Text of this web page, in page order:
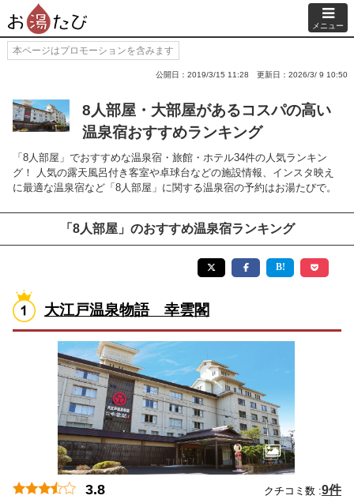
メニュー
本ページはプロモーションを含みます
公開日：2019/3/15 11:28 更新日：2026/3/ 9 10:50
8人部屋・大部屋があるコスパの高い
温泉宿おすすめランキング
「8人部屋」でおすすめな温泉宿・旅館・ホテル34件の人気ランキン
グ！ 人気の露天風呂付き客室や卓球台などの施設情報、インスタ映え
に最適な温泉宿など「8人部屋」に関する温泉宿の予約はお湯たびで。
「8人部屋」のおすすめ温泉宿ランキング
大江戸温泉物語 幸雲閣
3.8 クチコミ数 :9件